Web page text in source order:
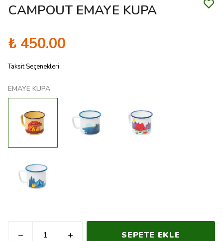
CAMPOUT EMAYE KUPA
₺ 450.00
Taksit Seçenekleri
EMAYE KUPA
SEPETE EKLE